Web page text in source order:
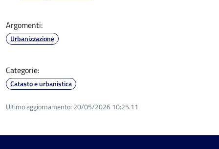
Argomenti:
Urbanizzazione
Categorie:
Catasto e urbanistica
Ultimo aggiornamento: 20/05/2026 10:25.11